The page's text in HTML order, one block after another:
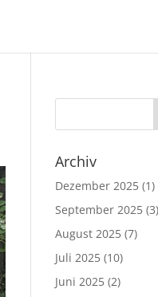
Archiv
Dezember 2025 (1)
September 2025 (3)
August 2025 (7)
Juli 2025 (10)
Juni 2025 (2)